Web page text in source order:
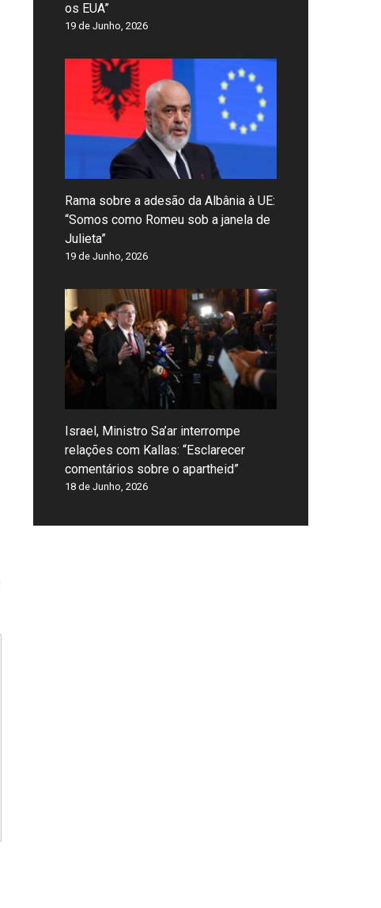
os EUA”
19 de Junho, 2026
Rama sobre a adesão da Albânia à UE:
“Somos como Romeu sob a janela de
Julieta”
19 de Junho, 2026
Israel, Ministro Sa’ar interrompe
relações com Kallas: “Esclarecer
comentários sobre o apartheid”
18 de Junho, 2026